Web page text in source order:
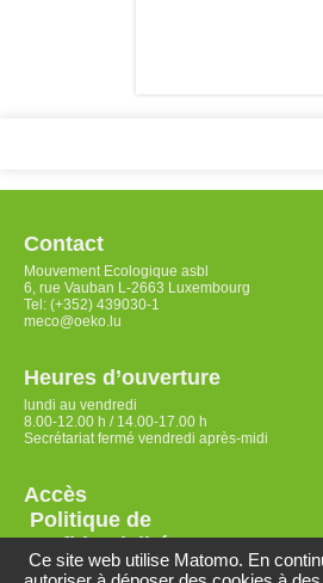
Contact
Mouvement Ecologique asbl
6, rue Vauban L-2663 Luxembourg
Tel: (+352) 439030-1
meco@oeko.lu
Heures d’ouverture
lundi au vendredi
8.00-12.00 h / 14.00-17.00 h
Secrétariat fermé vendredi après-midi
Accès
Politique de
confidentialité
Ce site web utilise Matomo. En